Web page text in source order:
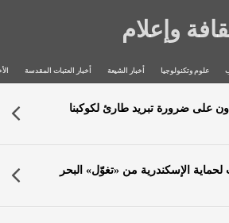
وإعلام
علوم وتكنولوجيا أخبار الشيعة أخبار العتبات المقدسة
على ضرورة تبريد طارئ لكوكبنا
الإسكندرية من «تغوّل» البحر